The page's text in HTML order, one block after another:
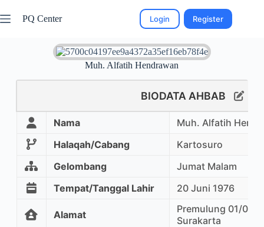
PQ Center Login Register
Muh. Alfatih Hendrawan
BIODATA AHBAB
Nama
Muh. Alfatih
Halaqah/Cabang
Kartosuro
Gelombang
Jumat Malam
Tempat/Tanggal Lahir
20 Juni 1976
Alamat
Premulung 01/09
Surakarta